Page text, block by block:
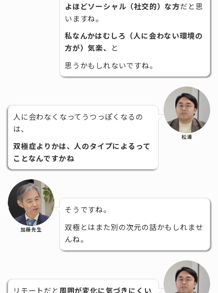
よほどソーシャル（社交的）な方だと思
いますね。
私なんかはむしろ（人に会わない環境の
方が）気楽、
と
思うかもしれないですね。
人に会わなくなってうつっぽくなるの
は、
双極症よりかは、人のタイプによるって
ことなんですかね
松浦
加藤先生
そうですね。
双極とはまた別の次元の話かもしれませ
んね。
リモートだと周囲が変化に気づきにくい